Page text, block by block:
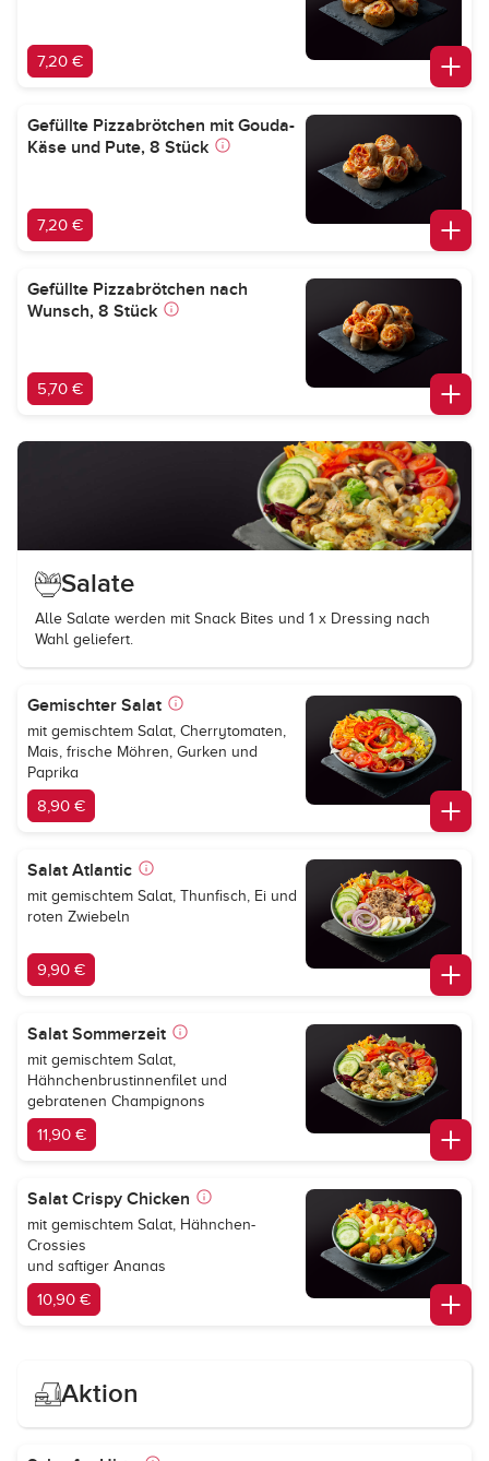
7,20 €
Gefüllte Pizzabrötchen mit Gouda-
Käse und Pute, 8 Stück
7,20 €
Gefüllte Pizzabrötchen nach
Wunsch, 8 Stück
5,70 €
Salate
Alle Salate werden mit Snack Bites und 1 x Dressing nach
Wahl geliefert.
Gemischter Salat
mit gemischtem Salat, Cherrytomaten,
Mais, frische Möhren, Gurken und
Paprika
8,90 €
Salat Atlantic
mit gemischtem Salat, Thunfisch, Ei und
roten Zwiebeln
9,90 €
Salat Sommerzeit
mit gemischtem Salat,
Hähnchenbrustinnenfilet und
gebratenen Champignons
11,90 €
Salat Crispy Chicken
mit gemischtem Salat, Hähnchen-
Crossies
und saftiger Ananas
10,90 €
Aktion